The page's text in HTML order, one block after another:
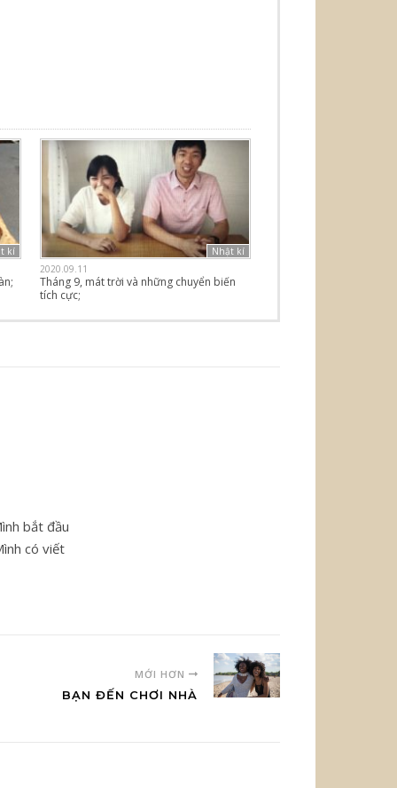
kí
Nhật kí
2020.09.11
Tháng 9, mát trời và những chuyển biến
tích cực;
bắt đầu
có viết
MỚI HƠN
BẠN ĐẾN CHƠI NHÀ